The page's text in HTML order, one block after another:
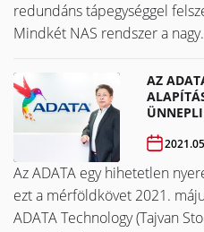
redundáns tápegységgel
Mindkét NAS rendszer a
AZ
ÜNNEPLI
Az ADATA egy hihetetlen
ezt a mérföldkövet ​​​​​​​2021.
ADATA Technology (Tajvan